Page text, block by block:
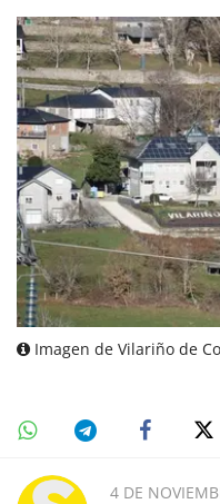
Imagen de Vilariño de
4 DE